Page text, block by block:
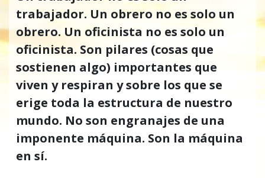
trabajador. Un obrero no es solo un
obrero. Un oficinista no es solo un
oficinista. Son pilares (cosas que
sostienen algo) importantes que
viven y respiran y sobre los que se
erige toda la estructura de nuestro
mundo. No son engranajes de una
imponente máquina. Son la máquina
en sí.